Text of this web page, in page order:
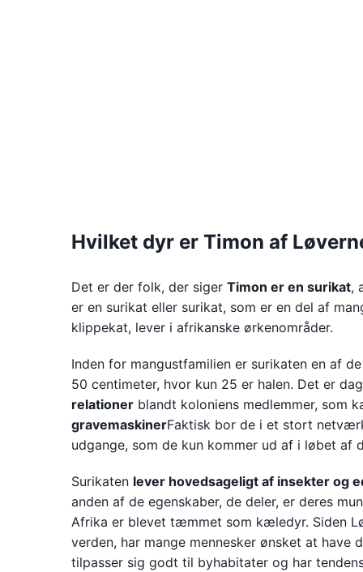
Hvilket dyr er Timon af
Det er der folk, der siger Timon er en surikat,
er en surikat eller surikat, som er en del af
klippekat, lever i afrikanske ørkenområder.
Inden for mangustfamilien er surikaten en af
50 centimeter, hvor kun 25 er halen. Det er
relationer blandt koloniens medlemmer, som
gravemaskinerFaktisk bor de i et stort
udgange, som de kun kommer ud af i løbet af
Surikaten lever hovedsageligt af insekter og
anden af de egenskaber, de deler, er deres
Afrika er blevet tæmmet som kæledyr. Siden
verden, har mange mennesker ønsket at have
tilpasser sig godt til byhabitater og har